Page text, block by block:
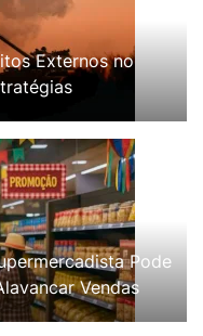
Externos no
Pode
Vendas